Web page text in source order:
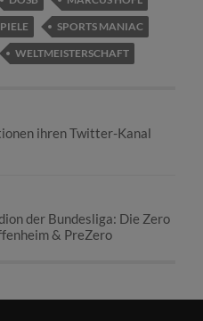
SPORTS MANIAC
WELTMEISTERSCHAFT
ihren Twitter-Kanal
der Bundesliga: Die Zero
& PreZero